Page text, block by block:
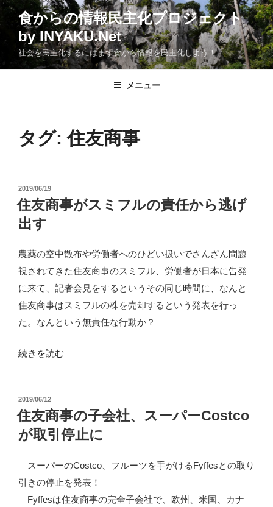
コ
食からの情報民主化プロジェクト
by INYAKU.Net
社会を民主化するにはまず食から情報を民主化しよう！
メニュー
タグ:住友商事
投
稿
日:
2019/06/19
住友商事がスミフルの責任から逃げ
出す
農薬の空中散布や労働者へのひどい扱いでさんざん問題
視されてきた住友商事のスミフル、労働者が日本に告発
に来て、記者会見をするというその同じ時間に、なんと
住友商事はスミフルの株を売却するという発表を行っ
た。なんという無責任な行動か？
“住
事
が
ス
ル
続きを読む
投
稿
日:
2019/06/12
住友商事の子会社、スーパーCostco
が取引停止に
スーパーのCostco、フルーツを手がけるFyffesとの取り
引きの停止を発表！
Fyffesは住友商事の完全子会社で、欧州、米国、カナ